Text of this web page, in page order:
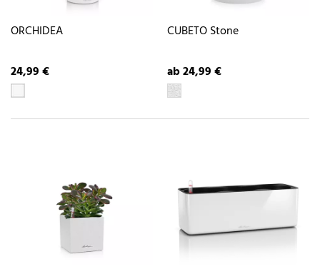
ORCHIDEA
24,99 €
CUBETO Stone
ab 24,99 €